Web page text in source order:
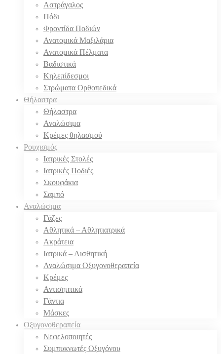
Αστράγαλος
Πόδι
Φροντίδα Ποδιών
Ανατομικά Μαξιλάρια
Ανατομικά Πέλματα
Βαδιστικά
Κηλεπίδεσμοι
Στρώματα Ορθοπεδικά
Θήλαστρα
Θήλαστρα
Αναλώσιμα
Κρέμες θηλασμού
Ρουχισμός
Ιατρικές Στολές
Ιατρικές Ποδιές
Σκουφάκια
Σαμπό
Αναλώσιμα
Γάζες
Αθλητικά – Αθλητιατρικά
Ακράτεια
Ιατρικά – Αισθητική
Αναλώσιμα Οξυγονοθεραπεία
Κρέμες
Αντισηπτικά
Γάντια
Μάσκες
Οξυγονοθεραπεία
Νεφελοποιητές
Συμπυκνωτές Οξυγόνου